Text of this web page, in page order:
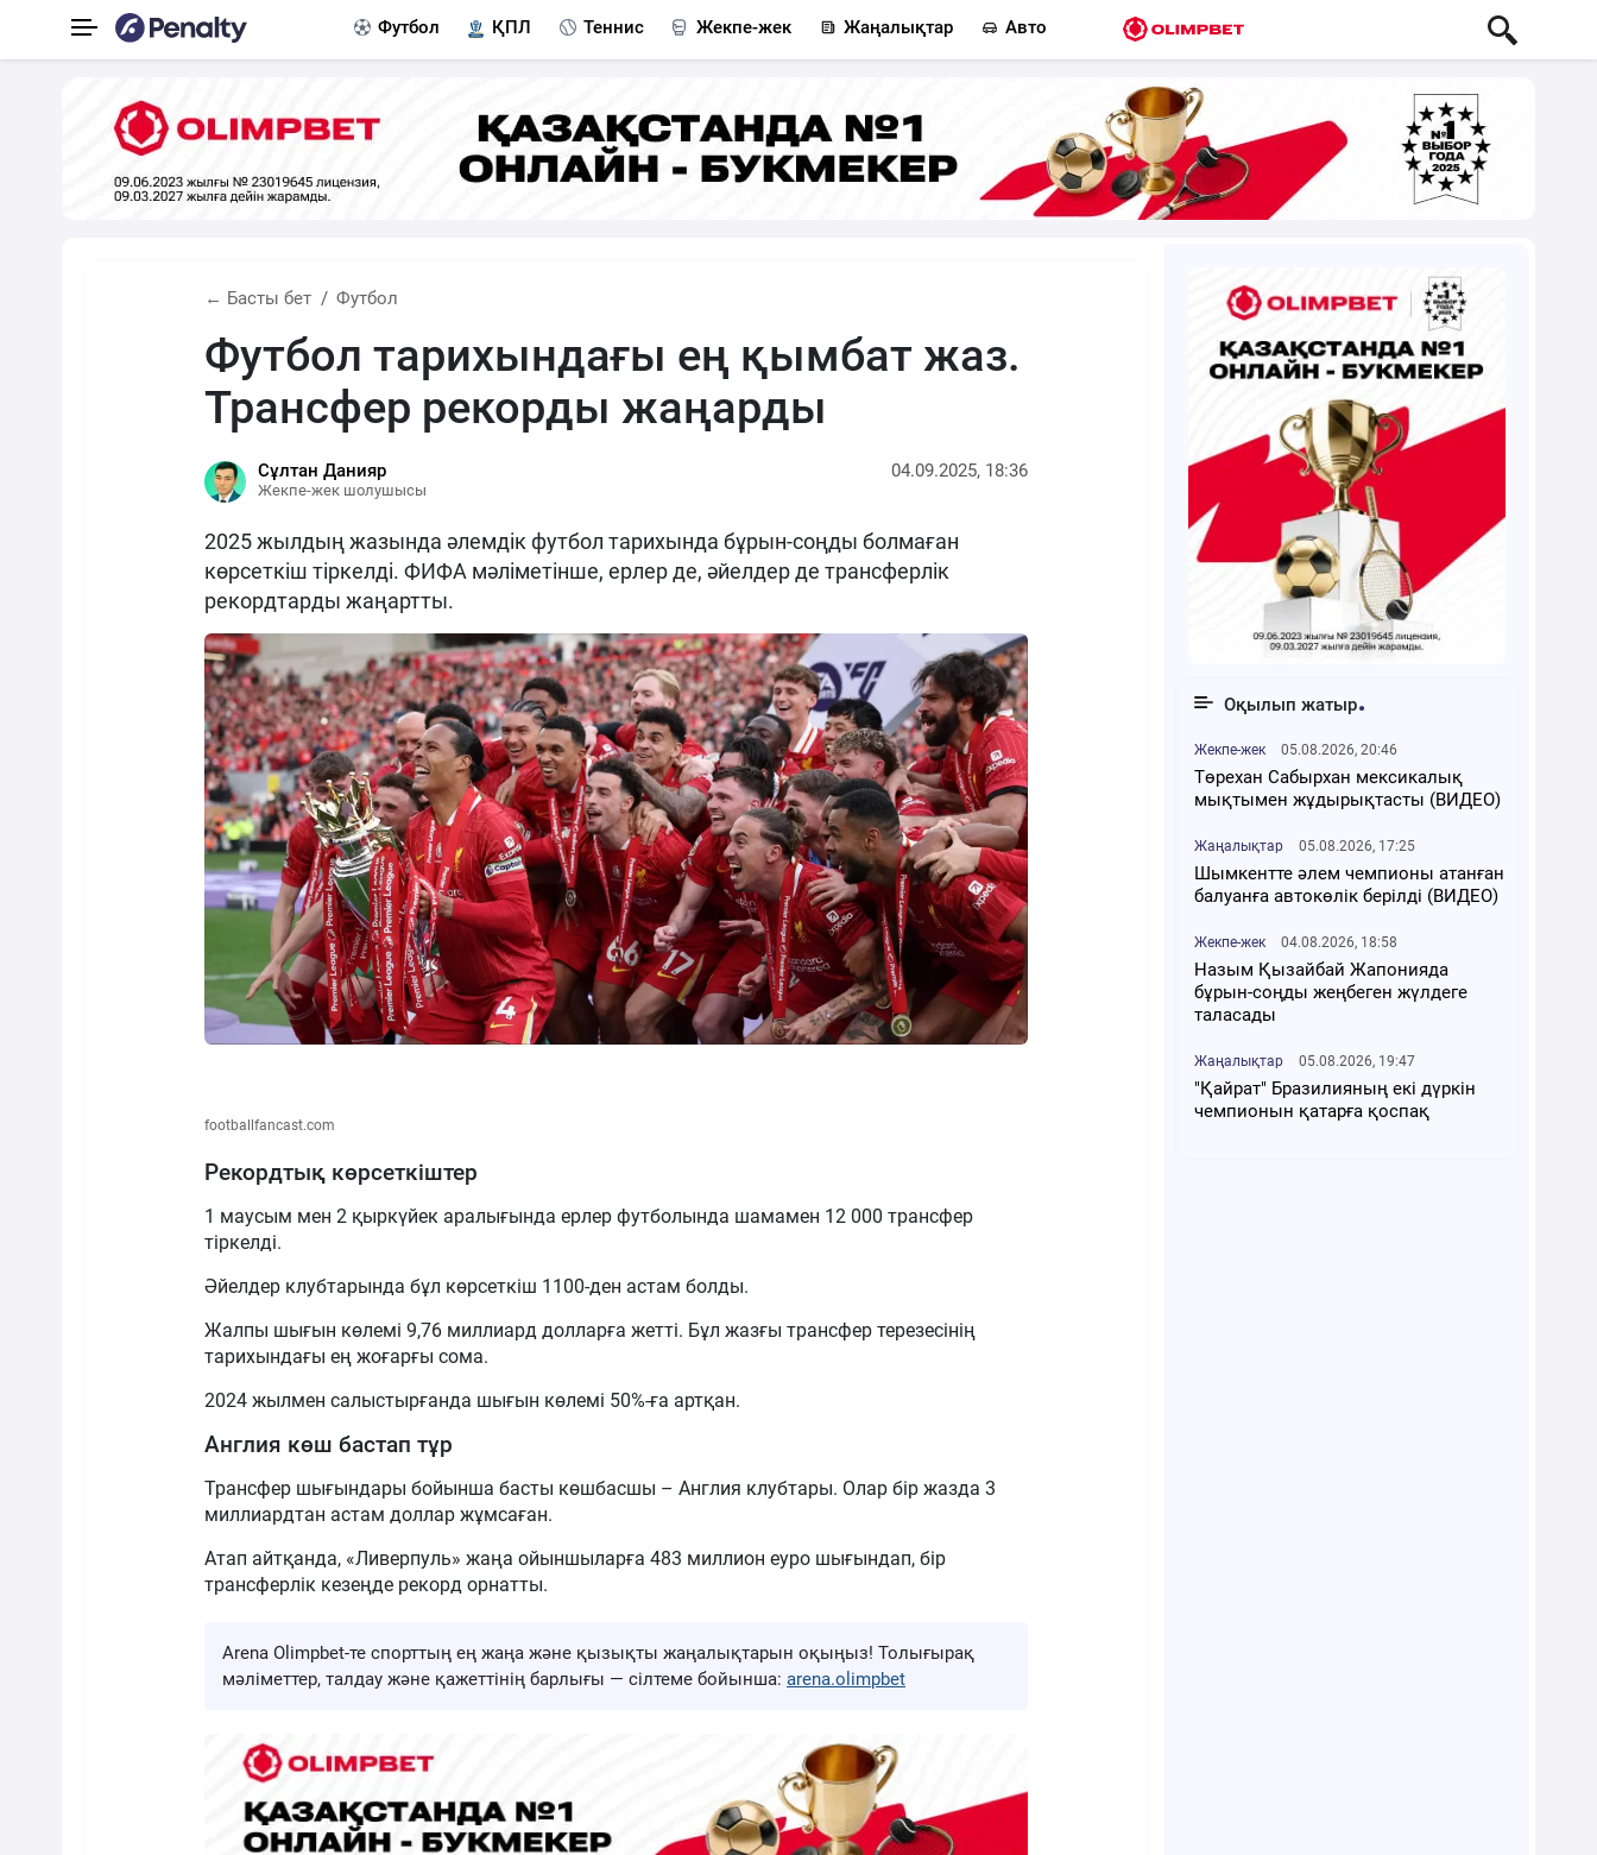
Футбол ҚПЛ Теннис Жекпе-жек Жаңалықтар Авто
← Басты бет Футбол
Футбол тарихындағы ең қымбат жаз.
Трансфер рекорды жаңарды
Сұлтан Данияр
Жекпе-жек шолушысы
04.09.2025, 18:36
2025 жылдың жазында әлемдік футбол тарихында бұрын-соңды болмаған
көрсеткіш тіркелді. ФИФА мәліметінше, ерлер де, әйелдер де трансферлік
рекордтарды жаңартты.
footballfancast.com
Рекордтық көрсеткіштер
1 маусым мен 2 қыркүйек аралығында ерлер футболында шамамен 12 000 трансфер
тіркелді.
Әйелдер клубтарында бұл көрсеткіш 1100-ден астам болды.
Жалпы шығын көлемі 9,76 миллиард долларға жетті. Бұл жазғы трансфер терезесінің
тарихындағы ең жоғарғы сома.
2024 жылмен салыстырғанда шығын көлемі 50%-ға артқан.
Англия көш бастап тұр
Трансфер шығындары бойынша басты көшбасшы – Англия клубтары. Олар бір жазда 3
миллиардтан астам доллар жұмсаған.
Атап айтқанда, «Ливерпуль» жаңа ойыншыларға 483 миллион еуро шығындап, бір
трансферлік кезеңде рекорд орнатты.
Arena Olimpbet-те спорттың ең жаңа және қызықты жаңалықтарын оқыңыз! Толығырақ
мәліметтер, талдау және қажеттінің барлығы — сілтеме бойынша: arena.olimpbet
Оқылып жатыр
Жекпе-жек 05.08.2026, 20:46
Төрехан Сабырхан мексикалық
мықтымен жұдырықтасты (ВИДЕО)
Жаңалықтар 05.08.2026, 17:25
Шымкентте әлем чемпионы атанған
балуанға автокөлік берілді (ВИДЕО)
Жекпе-жек 04.08.2026, 18:58
Назым Қызайбай Жапонияда
бұрын-соңды жеңбеген жүлдеге
таласады
Жаңалықтар 05.08.2026, 19:47
"Қайрат" Бразилияның екі дүркін
чемпионын қатарға қоспақ